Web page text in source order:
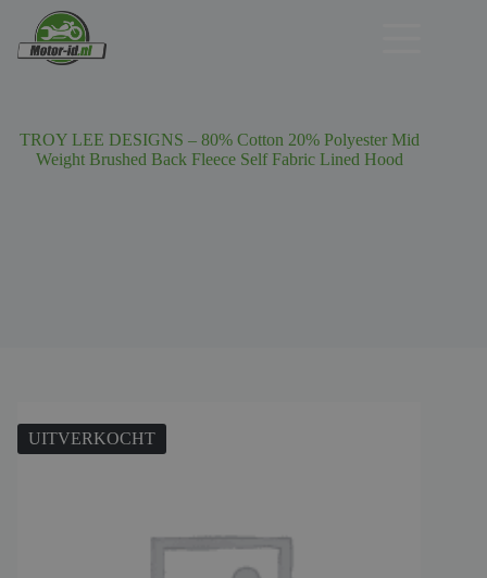
TROY LEE DESIGNS – 80% Cotton 20% Polyester Mid
Weight Brushed Back Fleece Self Fabric Lined Hood
UITVERKOCHT